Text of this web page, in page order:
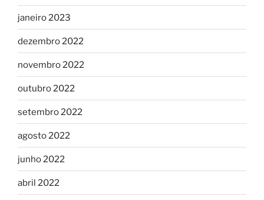
janeiro 2023
dezembro 2022
novembro 2022
outubro 2022
setembro 2022
agosto 2022
junho 2022
abril 2022